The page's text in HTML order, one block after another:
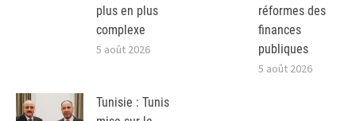
plus en plus
complexe
5 août 2026
réformes des
finances
publiques
5 août 2026
Tunisie : Tunis